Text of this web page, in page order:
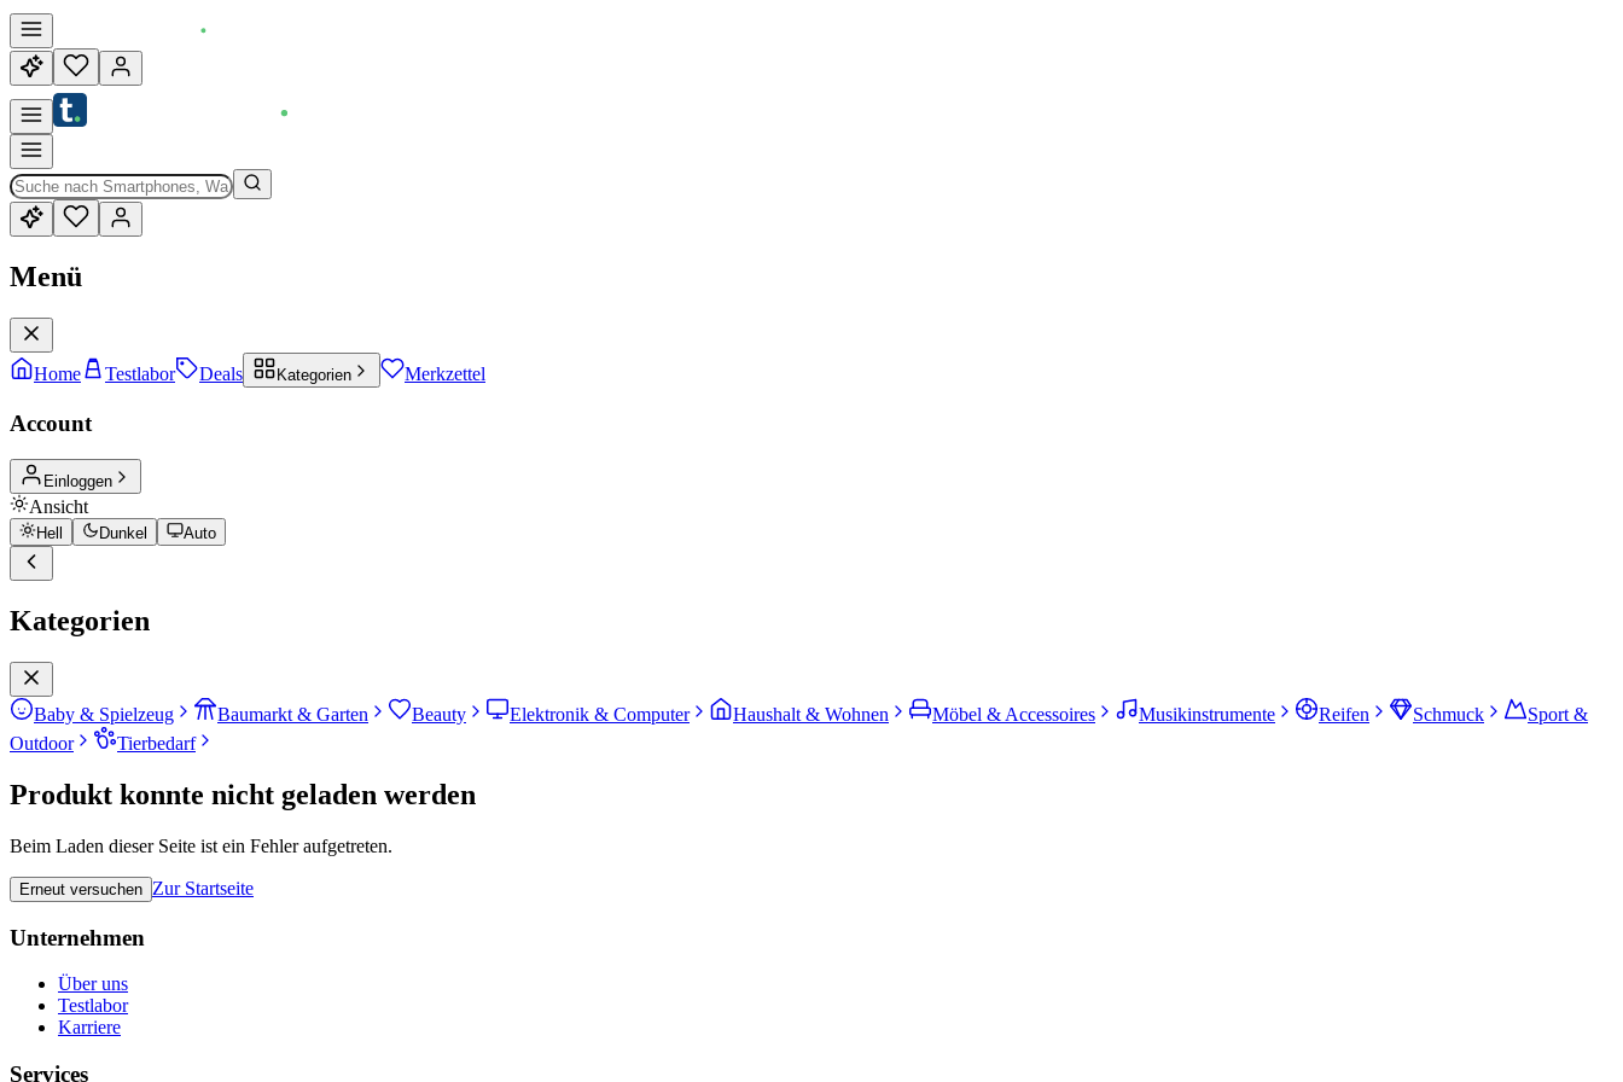
Menü
Home Testlabor Deals Kategorien Merkzettel
Account
Einloggen
Ansicht
Hell Dunkel Auto
Kategorien
Baby & Spielzeug Baumarkt & Garten Beauty Elektronik & Computer Haushalt & Wohnen Möbel & Accessoires Musikinstrumente Reifen Schmuck
Sport &
Outdoor
Tierbedarf
Produkt konnte nicht geladen werden
Beim Laden dieser Seite ist ein Fehler aufgetreten.
Erneut versuchen Zur Startseite
Unternehmen
Über uns
Testlabor
Karriere
Services